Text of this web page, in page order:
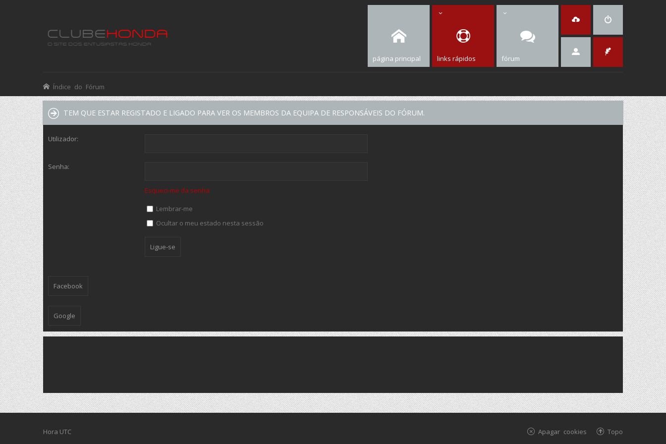
página principal links rápidos fórum
Índice do Fórum
TEM QUE ESTAR REGISTADO E LIGADO PARA VER OS MEMBROS DA EQUIPA DE RESPONSÁVEIS DO FÓRUM.
Utilizador:
Senha:
Esqueci-me da senha
Lembrar-me
Ocultar o meu estado nesta sessão
Facebook
Google
Hora UTC Topo
Apagar cookies